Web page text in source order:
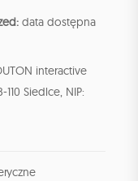
data dostępna
interactive
Siedlce, NIP: